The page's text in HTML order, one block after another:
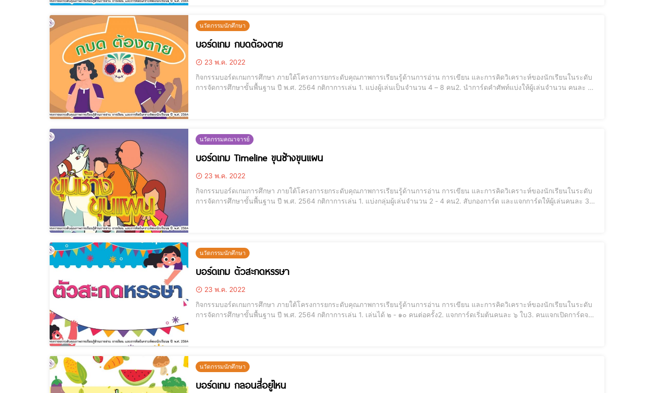
นวัตกรรมนักศึกษา
บอร์ดเกม กบดต้องตาย
23 พ.ค. 2022
กิจกรรมบอร์ดเกมการศึกษา ภายใต้โครงการยกระดับคุณภาพการเรียนรู้ด้านการอ่าน การเขียน และการคิดวิเคราะห์ของนักเรียนในระดับ
การจัดการศึกษาขั้นพื้นฐาน ปี พ.ศ. 2564 กติกาการเล่น 1. แบ่งผู้เล่นเป็นจำนวน 4 – 8 คน2. นำการ์ดคำศัพท์แบ่งให้ผู้เล่นจำนวน คนละ 8
นวัตกรรมคณาจารย์
บอร์ดเกม Timeline ขุนช้างขุนแผน
23 พ.ค. 2022
กิจกรรมบอร์ดเกมการศึกษา ภายใต้โครงการยกระดับคุณภาพการเรียนรู้ด้านการอ่าน การเขียน และการคิดวิเคราะห์ของนักเรียนในระดับ
การจัดการศึกษาขั้นพื้นฐาน ปี พ.ศ. 2564 กติกาการเล่น 1. แบ่งกลุ่มผู้เล่นจำนวน 2 - 4 คน2. สับกองการ์ด และแจกการ์ดให้ผู้เล่นคนละ 3
นวัตกรรมนักศึกษา
บอร์ดเกม ตัวสะกดหรรษา
23 พ.ค. 2022
กิจกรรมบอร์ดเกมการศึกษา ภายใต้โครงการยกระดับคุณภาพการเรียนรู้ด้านการอ่าน การเขียน และการคิดวิเคราะห์ของนักเรียนในระดับ
การจัดการศึกษาขั้นพื้นฐาน ปี พ.ศ. 2564 กติกาการเล่น 1. เล่นได้ ๒ - ๑๐ คนต่อครั้ง2. แจกการ์ดเริ่มต้นคนละ ๖ ใบ3. คนแจกเปิดการ์ดจาก
นวัตกรรมนักศึกษา
บอร์ดเกม กลอนสี่อยู่ไหน